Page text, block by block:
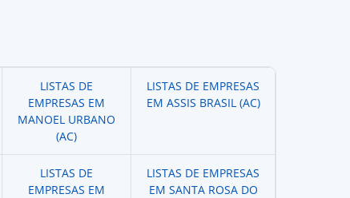
LISTAS DE
EMPRESAS EM
MANOEL URBANO
(AC)
LISTAS DE EMPRESAS
EM ASSIS BRASIL (AC)
LISTAS DE
EMPRESAS EM
LISTAS DE EMPRESAS
EM SANTA ROSA DO